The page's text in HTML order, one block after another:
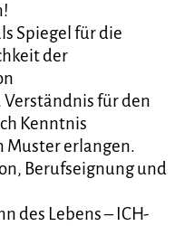
Spiegel für die
der
für den
Kenntnis
Muster erlangen.
Berufseignung und
des Lebens – ICH-